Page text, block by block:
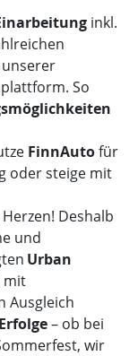
inkl.
So
FinnAutofür
oder steige mit
Deshalb
und
Urban
mit
Ausgleich
– ob bei
wir